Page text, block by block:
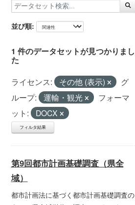
並び順
1 件のデータセットが見つかりまし
た
ライセンス: その他 (表示)
グ
ループ:
運輸・観光
フォーマ
ット:
DOCX
フィルタ結果
第9回都市計画基礎調査（県全
域）
都市計画法に基づく都市計画基礎調査の